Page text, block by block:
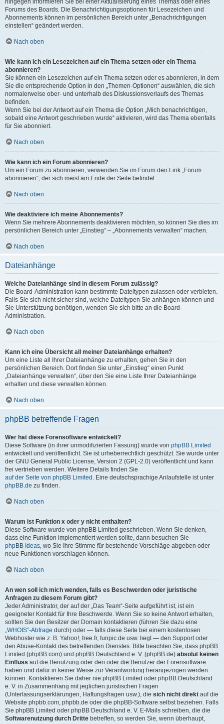
hingegen informieren Sie bei einer Aktualisierung eines Themas oder eines
Forums des Boards. Die Benachrichtigungsoptionen für Lesezeichen und
Abonnements können im persönlichen Bereich unter „Benachrichtigungen
einstellen“ geändert werden.
Nach oben
Wie kann ich ein Lesezeichen auf ein Thema setzen oder ein Thema
abonnieren?
Sie können ein Lesezeichen auf ein Thema setzen oder es abonnieren, in dem
Sie die entsprechende Option in den „Themen-Optionen“ auswählen, die sich
normalerweise ober- und unterhalb des Diskussionsverlaufs des Themas
befinden.
Wenn Sie bei der Antwort auf ein Thema die Option „Mich benachrichtigen,
sobald eine Antwort geschrieben wurde“ aktivieren, wird das Thema ebenfalls
für Sie abonniert.
Nach oben
Wie kann ich ein Forum abonnieren?
Um ein Forum zu abonnieren, verwenden Sie im Forum den Link „Forum
abonnieren“, der sich meist am Ende der Seite befindet.
Nach oben
Wie deaktiviere ich meine Abonnements?
Wenn Sie mehrere Abonnements deaktivieren möchten, so können Sie dies im
persönlichen Bereich unter „Einstieg“ – „Abonnements verwalten“ machen.
Nach oben
Dateianhänge
Welche Dateianhänge sind in diesem Forum zulässig?
Die Board-Administration kann bestimmte Dateitypen zulassen oder verbieten.
Falls Sie sich nicht sicher sind, welche Dateitypen Sie anhängen können und
Sie Unterstützung benötigen, wenden Sie sich bitte an die Board-
Administration.
Nach oben
Kann ich eine Übersicht all meiner Dateianhänge erhalten?
Um eine Liste all Ihrer Dateianhänge zu erhalten, gehen Sie in den
persönlichen Bereich. Dort finden Sie unter „Einstieg“ einen Punkt
„Dateianhänge verwalten“, über den Sie eine Liste Ihrer Dateianhänge
erhalten und diese verwalten können.
Nach oben
phpBB betreffende Fragen
Wer hat diese Forensoftware entwickelt?
Diese Software (in ihrer unmodifizierten Fassung) wurde von phpBB Limited
entwickelt und veröffentlicht. Sie ist urheberrechtlich geschützt. Sie wurde unter
der GNU General Public License, Version 2 (GPL-2.0) veröffentlicht und kann
frei vertrieben werden. Weitere Details finden Sie
auf der Seite von phpBB Limited . Eine deutschsprachige Anlaufstelle ist unter
phpBB.de zu finden.
Nach oben
Warum ist Funktion x oder y nicht enthalten?
Diese Software wurde von phpBB Limited geschrieben. Wenn Sie denken,
dass eine Funktion implementiert werden sollte, dann besuchen Sie
phpBB Ideas, wo Sie Ihre Stimme für bestehende Vorschläge abgeben oder
neue Funktionen vorschlagen können.
Nach oben
An wen soll ich mich wenden, falls es Beschwerden oder juristische
Anfragen zu diesem Forum gibt?
Jeder Administrator, der auf der „Das Team“-Seite aufgeführt ist, ist ein
geeigneter Kontakt für Ihre Beschwerde. Wenn Sie so keine Antwort erhalten,
sollten Sie den Besitzer der Domain kontaktieren (führen Sie dazu eine
„WHOIS“-Abfrage durch) oder — falls diese Seite bei einem kostenlosen
Webhoster wie z. B. Yahoo!, free.fr, funpic.de usw. liegt — den Support oder
den Abuse-Kontakt des betreffenden Dienstes. Bitte beachten Sie, dass phpBB
Limited (phpBB.com) und phpBB Deutschland e. V. (phpBB.de) absolut keinen
Einfluss auf die Benutzung oder den oder die Benutzer der Forensoftware
haben und dafür in keiner Weise zur Verantwortung herangezogen werden
können. Kontaktieren Sie daher nie phpBB Limited oder phpBB Deutschland
e. V. in Zusammenhang mit jeglichen juristischen Fragen
(Unterlassungserklärungen, Haftungsfragen usw.), die sich nicht direkt auf die
Website phpbb.com, phpbb.de oder die phpBB-Software selbst beziehen. Falls
Sie phpBB Limited oder phpBB Deutschland e. V. E-Mails schreiben, die die
Softwarenutzung durch Dritte betreffen, so werden Sie, wenn überhaupt,